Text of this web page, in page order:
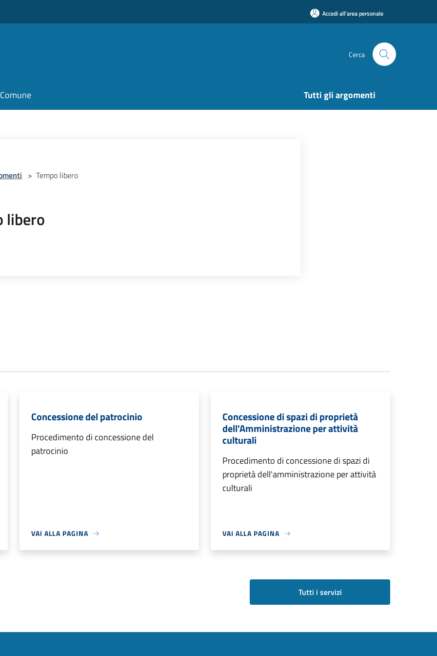
Accedi all'area personale
Cerca
Tutti gli argomenti
> Tempo libero
libero
Concessione del patrocinio
Procedimento di concessione del
patrocinio
VAI ALLA PAGINA
Concessione di spazi di proprietà
dell'Amministrazione per attività
culturali
Procedimento di concessione di spazi di
proprietà dell'amministrazione per attività
culturali
VAI ALLA PAGINA
Tutti i servizi